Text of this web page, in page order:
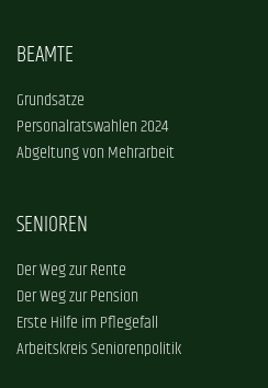
BEAMTE
Grundsätze
Personalratswahlen 2024
Abgeltung von Mehrarbeit
SENIOREN
Der Weg zur Rente
Der Weg zur Pension
Erste Hilfe im Pflegefall
Arbeitskreis Seniorenpolitik